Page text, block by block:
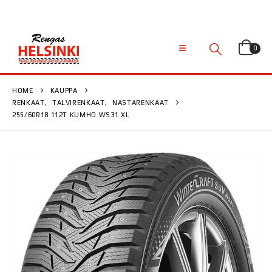
0
HOME
KAUPPA
RENKAAT, TALVIRENKAAT,
NASTARENKAAT
255/60R18 112T KUMHO WS31 XL